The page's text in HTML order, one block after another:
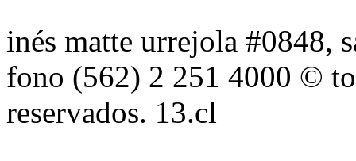
inés matte urrejola #0848,
fono (562) 2 251 4000 ©
reservados. 13.cl